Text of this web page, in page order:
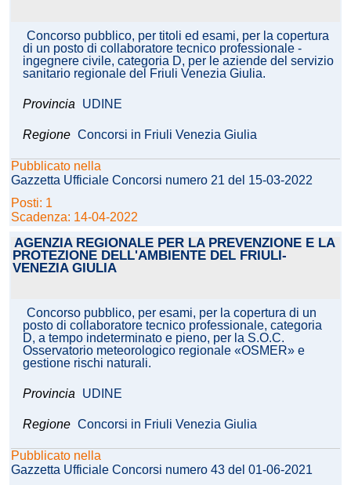
Concorso pubblico, per titoli ed esami, per la copertura
di un posto di collaboratore tecnico professionale -
ingegnere civile, categoria D, per le aziende del servizio
sanitario regionale del Friuli Venezia Giulia.
Provincia UDINE
Regione Concorsi in Friuli Venezia Giulia
Pubblicato nella
Gazzetta Ufficiale Concorsi numero 21 del 15-03-2022
Posti: 1
Scadenza: 14-04-2022
AGENZIA REGIONALE PER LA PREVENZIONE E LA
PROTEZIONE DELL'AMBIENTE DEL FRIULI-
VENEZIA GIULIA
Concorso pubblico, per esami, per la copertura di un
posto di collaboratore tecnico professionale, categoria
D, a tempo indeterminato e pieno, per la S.O.C.
Osservatorio meteorologico regionale «OSMER» e
gestione rischi naturali.
Provincia UDINE
Regione Concorsi in Friuli Venezia Giulia
Pubblicato nella
Gazzetta Ufficiale Concorsi numero 43 del 01-06-2021